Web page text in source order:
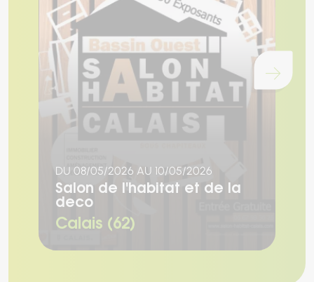
Chargement...
DU 08/05/2026 AU 10/05/2026
Salon de l'habitat et de la
deco
Calais (62)